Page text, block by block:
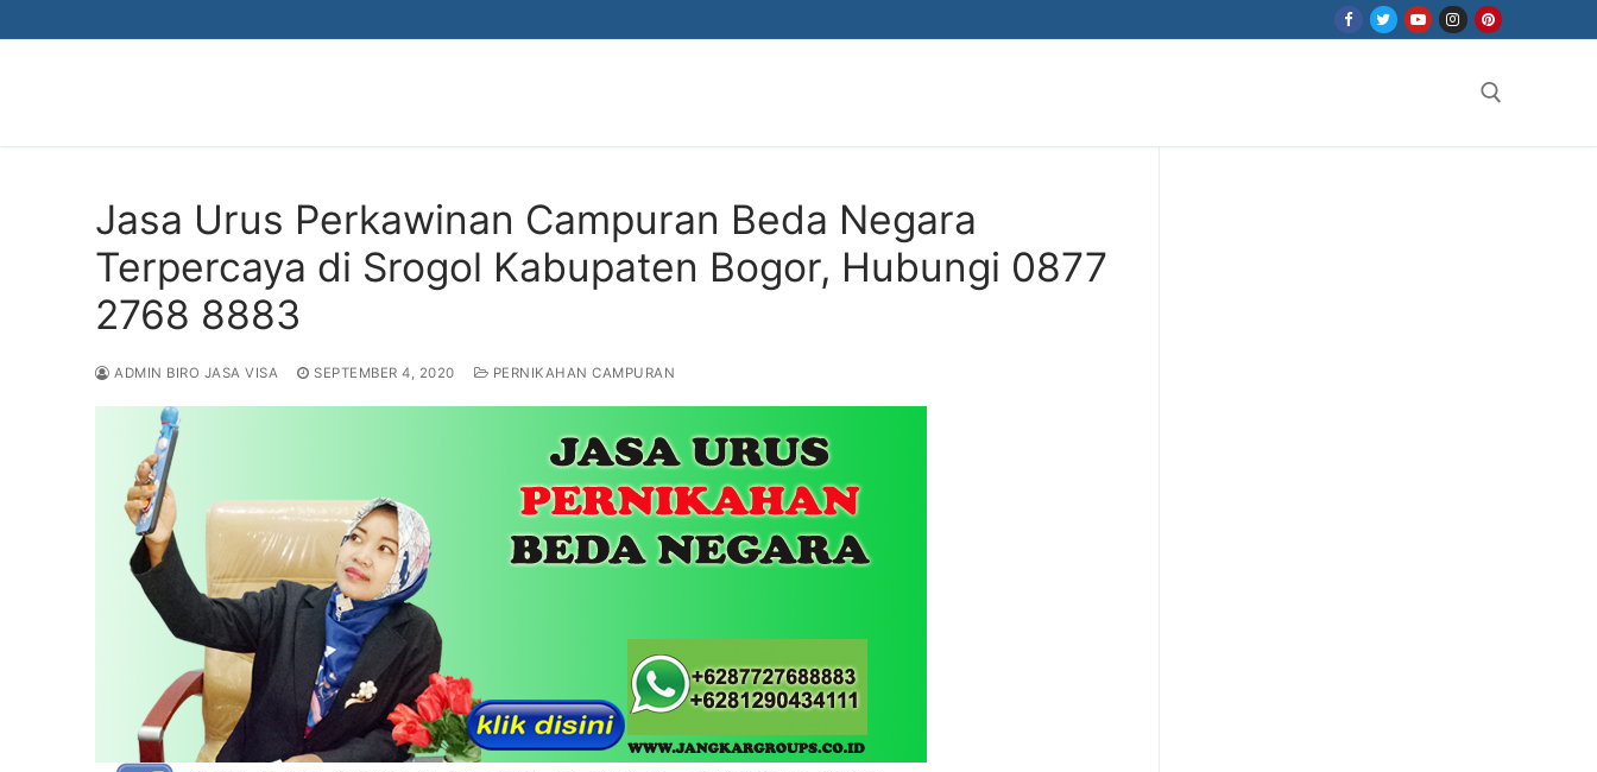
to
Jasa Urus Perkawinan Campuran Beda Negara
Terpercaya di Srogol Kabupaten Bogor, Hubungi 0877
2768 8883
ADMIN BIRO JASA VISA SEPTEMBER 4, 2020 PERNIKAHAN CAMPURAN